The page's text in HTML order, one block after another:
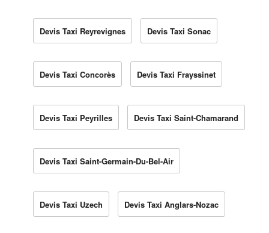
Devis Taxi Reyrevignes Devis Taxi Sonac
Devis Taxi Concorès Devis Taxi Frayssinet
Devis Taxi Peyrilles Devis Taxi Saint-Chamarand
Devis Taxi Saint-Germain-Du-Bel-Air
Devis Taxi Uzech Devis Taxi Anglars-Nozac